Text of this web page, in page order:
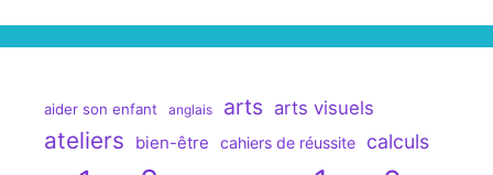
aider son enfant anglais arts arts visuels
ateliers bien-être cahiers de réussite calculs